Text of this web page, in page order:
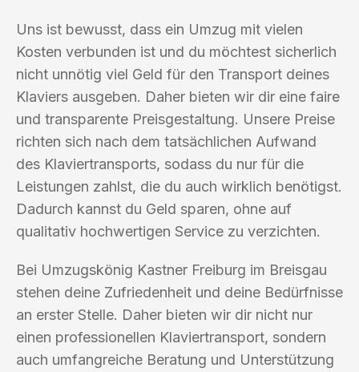
Uns ist bewusst, dass ein Umzug mit vielen
Kosten verbunden ist und du möchtest sicherlich
nicht unnötig viel Geld für den Transport deines
Klaviers ausgeben. Daher bieten wir dir eine faire
und transparente Preisgestaltung. Unsere Preise
richten sich nach dem tatsächlichen Aufwand
des Klaviertransports, sodass du nur für die
Leistungen zahlst, die du auch wirklich benötigst.
Dadurch kannst du Geld sparen, ohne auf
qualitativ hochwertigen Service zu verzichten.
Bei Umzugskönig Kastner Freiburg im Breisgau
stehen deine Zufriedenheit und deine Bedürfnisse
an erster Stelle. Daher bieten wir dir nicht nur
einen professionellen Klaviertransport, sondern
auch umfangreiche Beratung und Unterstützung